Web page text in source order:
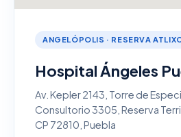
ANGELÓPOLIS · RESERVA
Hospital Ángeles
Av. Kepler 2143, Torre de
Consultorio 3305, Reserva
CP 72810, Puebla